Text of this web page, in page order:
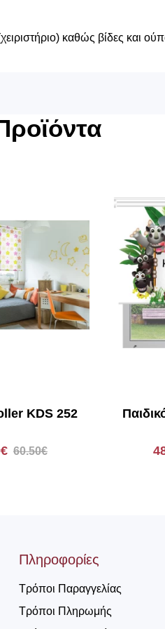
καθώς βίδες και
KDS 252
60.50€
Πληροφορίες
Τρόποι Παραγγελίας
Τρόποι Πληρωμής